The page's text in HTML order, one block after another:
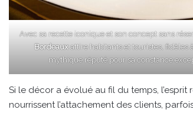
Avec sa recette iconique et son concept sans
Bordeauxattire habitants et touristes, fidèles
mythique réputé pour sa constance
Si le décor a évolué au fil du temps,
nourrissent l’attachement des clients,